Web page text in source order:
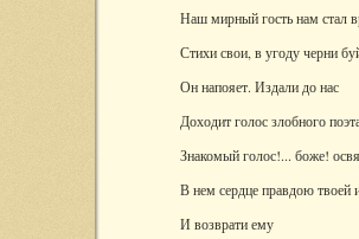
Наш мирный гость нам стал
Стихи свои, в угоду черни
Он напояет. Издали до нас
Доходит голос злобного
Знакомый голос!... боже!
В нем сердце правдою твоей
И возврати ему